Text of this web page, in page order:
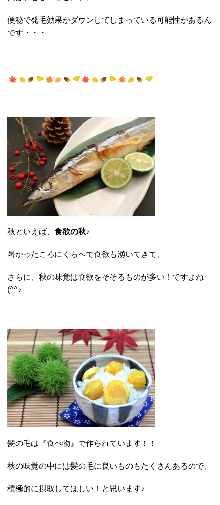
便秘で発毛効果がダウンしてしまっている可能性があるん
です・・・
秋といえば、 食欲の秋♪
暑かったころにくらべて食欲も湧いてきて、
さらに、秋の味覚は食欲をそそるものが多い！ですよね
(^^♪
髪の毛は『食べ物』で作られています！！
秋の味覚の中には髪の毛に良いものもたくさんあるので、
積極的に摂取してほしい！と思います♪